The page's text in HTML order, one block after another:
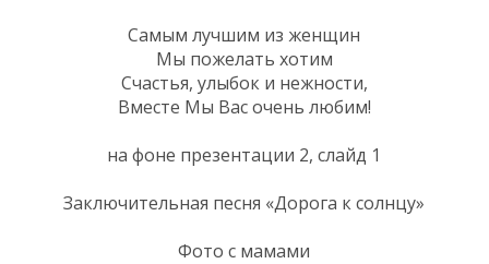
Самым лучшим из женщин
Мы пожелать хотим
Счастья, улыбок и нежности,
Вместе Мы Вас очень любим!
на фоне презентации 2, слайд 1
Заключительная песня «Дорога к солнцу»
Фото с мамами